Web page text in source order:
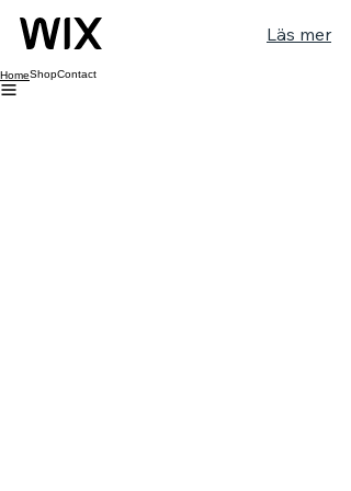
Läs mer